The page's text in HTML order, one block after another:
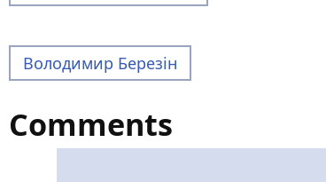
Володимир Березін
Comments